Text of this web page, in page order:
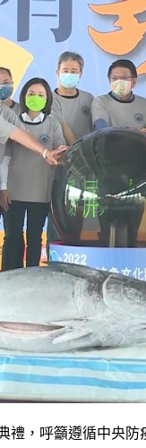
，呼籲遵循中央防